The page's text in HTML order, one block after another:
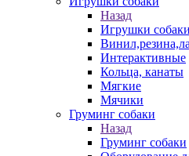
Назад
Игрушки собаки
Интерактивные
Кольца, канаты
Мягкие
Мячики
Груминг собаки
Назад
Груминг собаки